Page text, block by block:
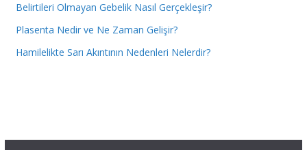
Belirtileri Olmayan Gebelik Nasıl Gerçekleşir?
Plasenta Nedir ve Ne Zaman Gelişir?
Hamilelikte Sarı Akıntının Nedenleri Nelerdir?